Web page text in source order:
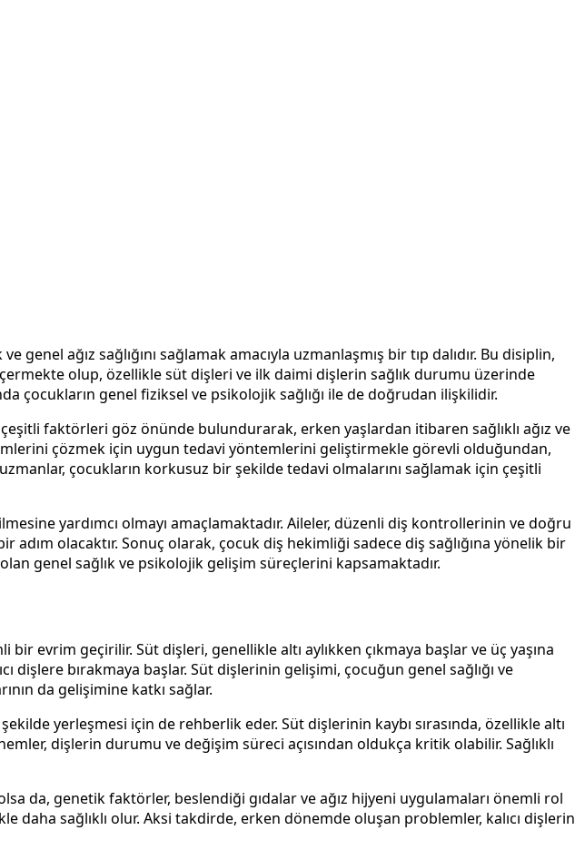
ağız sağlığını sağlamak amacıyla uzmanlaşmış bir tıp dalıdır. Bu disiplin,
olup, özellikle süt dişleri ve ilk daimi dişlerin sağlık durumu üzerinde
çocukların genel fiziksel ve psikolojik sağlığı ile de doğrudan ilişkilidir.
faktörleri göz önünde bulundurarak, erken yaşlardan itibaren sağlıklı ağız ve
çözmek için uygun tedavi yöntemlerini geliştirmekle görevli olduğundan,
çocukların korkusuz bir şekilde tedavi olmalarını sağlamak için çeşitli
yardımcı olmayı amaçlamaktadır. Aileler, düzenli diş kontrollerinin ve doğru
adım olacaktır. Sonuç olarak, çocuk diş hekimliği sadece diş sağlığına yönelik bir
genel sağlık ve psikolojik gelişim süreçlerini kapsamaktadır.
evrim geçirilir. Süt dişleri, genellikle altı aylıkken çıkmaya başlar ve üç yaşına
dişlere bırakmaya başlar. Süt dişlerinin gelişimi, çocuğun genel sağlığı ve
da gelişimine katkı sağlar.
yerleşmesi için de rehberlik eder. Süt dişlerinin kaybı sırasında, özellikle altı
dişlerin durumu ve değişim süreci açısından oldukça kritik olabilir. Sağlıklı
da, genetik faktörler, beslendiği gıdalar ve ağız hijyeni uygulamaları önemli rol
daha sağlıklı olur. Aksi takdirde, erken dönemde oluşan problemler, kalıcı dişlerin